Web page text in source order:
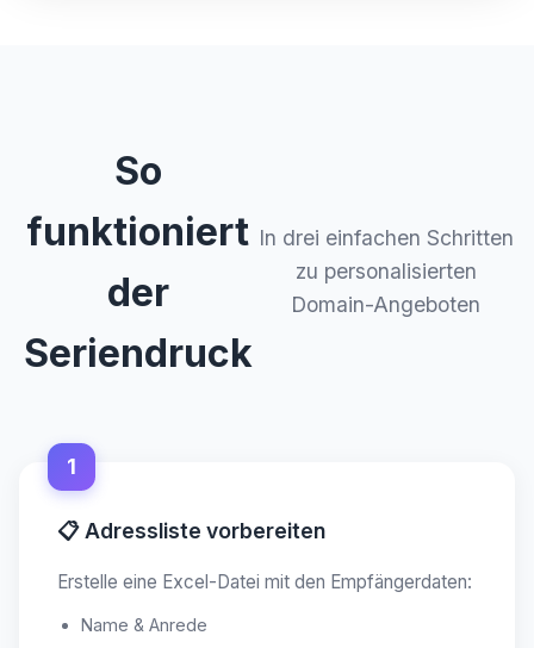
So
funktioniert
der
Seriendruck
In drei einfachen Schritten
zu personalisierten
Domain-Angeboten
1
📋 Adressliste vorbereiten
Erstelle eine Excel-Datei mit den Empfängerdaten:
Name & Anrede